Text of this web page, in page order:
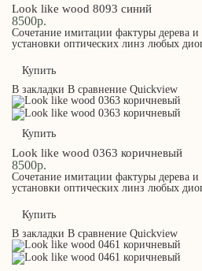
Look like wood 8093 синий
8500р.
Сочетание имитации фактуры дерева и
установки оптических линз любых
Купить
В закладки В сравнение Quickview
Купить
Look like wood 0363 коричневый
8500р.
Сочетание имитации фактуры дерева и
установки оптических линз любых
Купить
В закладки В сравнение Quickview